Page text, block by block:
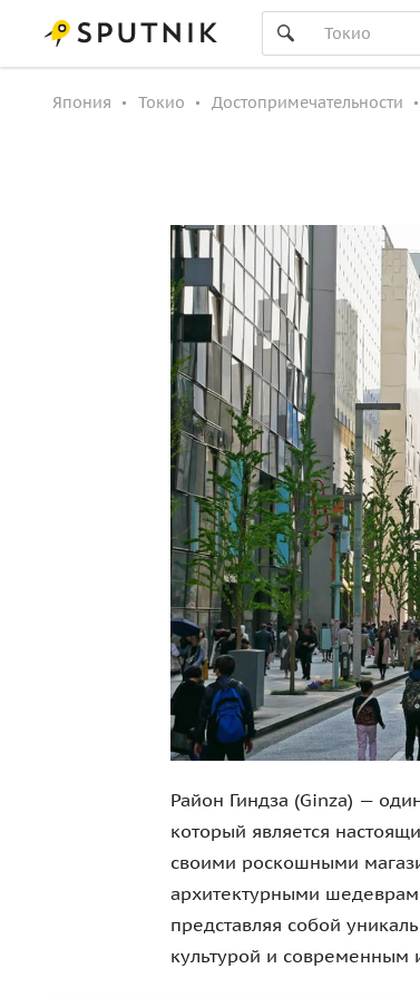
Япония Токио Достопримечательности
Район Гиндза (Ginza) —
который является
своими роскошными
архитектурными
представляя собой
культурой и современным